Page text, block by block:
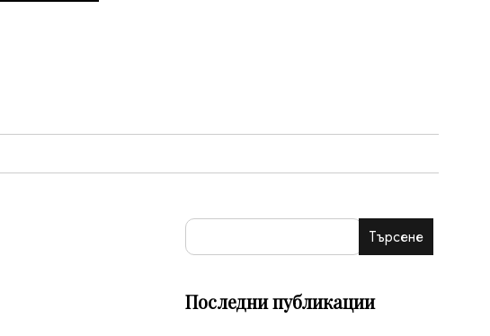
Търсене
Последни публикации